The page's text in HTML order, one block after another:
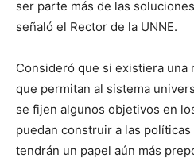
ser parte más de las
señaló el Rector de la UNNE.
Consideró que si existiera una
que permitan al sistema
se fijen algunos objetivos en
puedan construir a las
tendrán un papel aún más